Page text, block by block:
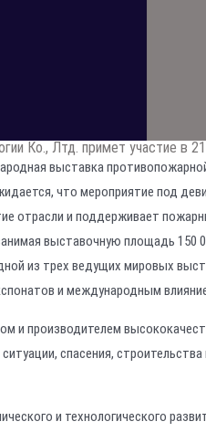
Ко., Лтд. примет участие в
выставка
что мероприятие под
отрасли и поддерживает
выставочную площадь 150
из трех ведущих мировых
и международным
и производителем
спасения, строительства
и технологического